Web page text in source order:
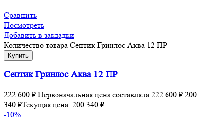
Сравнить
Посмотреть
Добавить в закладки
Количество товара Септик Гринлос Аква 12 ПР
Купить
Септик Гринлос Аква 12 ПР
222 600₽ Первоначальная цена составляла 222 600 ₽.200
340 ₽Текущая цена: 200 340 ₽.
-10%